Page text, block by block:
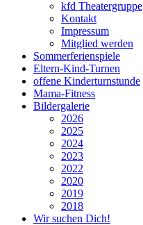
kfd Theatergruppe
Kontakt
Impressum
Mitglied werden
Sommerferienspiele
Eltern-Kind-Turnen
offene Kinderturnstunde
Mama-Fitness
Bildergalerie
2026
2025
2024
2023
2022
2020
2019
2018
Wir suchen Dich!